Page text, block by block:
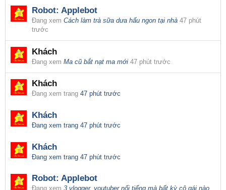
Robot: Applebot
Đang xem Cách làm trà sữa dưa hấu ngon tại nhà 47 phút
trước
Khách
Đang xem Ma cũ bắt nạt ma mới 47 phút trước
Khách
Đang xem trang 47 phút trước
Khách
Đang xem trang 47 phút trước
Khách
Đang xem trang 47 phút trước
Robot: Applebot
Đang xem 3 vlogger, youtuber nổi tiếng mà bất kỳ cô gái nào